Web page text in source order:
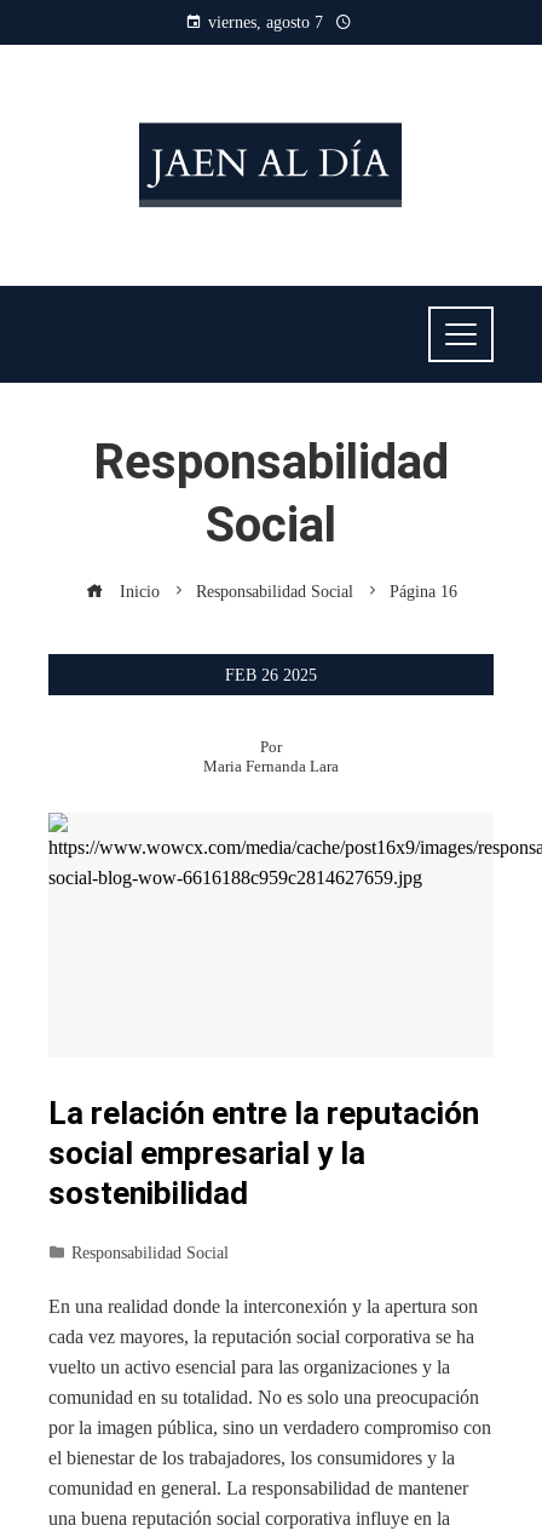
viernes, agosto 7
Responsabilidad
Social
Inicio Responsabilidad Social Página 16
FEB 26 2025
Por
Maria Fernanda Lara
La relación entre la reputación
social empresarial y la
sostenibilidad
Responsabilidad Social
En una realidad donde la interconexión y la apertura son
cada vez mayores, la reputación social corporativa se ha
vuelto un activo esencial para las organizaciones y la
comunidad en su totalidad. No es solo una preocupación
por la imagen pública, sino un verdadero compromiso con
el bienestar de los trabajadores, los consumidores y la
comunidad en general. La responsabilidad de mantener
una buena reputación social corporativa influye en la